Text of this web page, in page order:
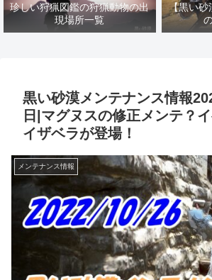
珍しい狩猟図鑑の狩猟動物の出
現場所一覧
【黒い砂
黒い砂漠メンテナンス情報
日|マグヌスの修正メンテ？
イザベラが登場！
メンテナンス情報